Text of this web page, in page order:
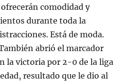
comodidad y
durante toda la
Está de moda.
abrió el marcador
la victoria por 2-0 de la liga
resultado que le dio al